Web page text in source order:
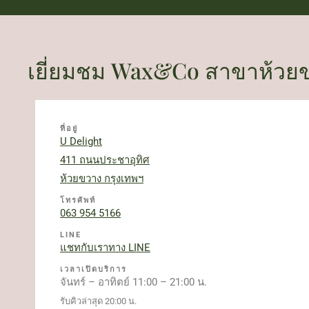
เยี่ยมชม Wax&Co สาขาห้วย
ที่อยู่
U Delight
411 ถนนประชาอุทิศ
ห้วยขวาง กรุงเทพฯ
โทรศัพท์
063 954 5166
LINE
แชทกับเราทาง LINE
เวลาเปิดบริการ
จันทร์ – อาทิตย์ 11:00 – 21:00 น.
รับคิวล่าสุด 20:00 น.